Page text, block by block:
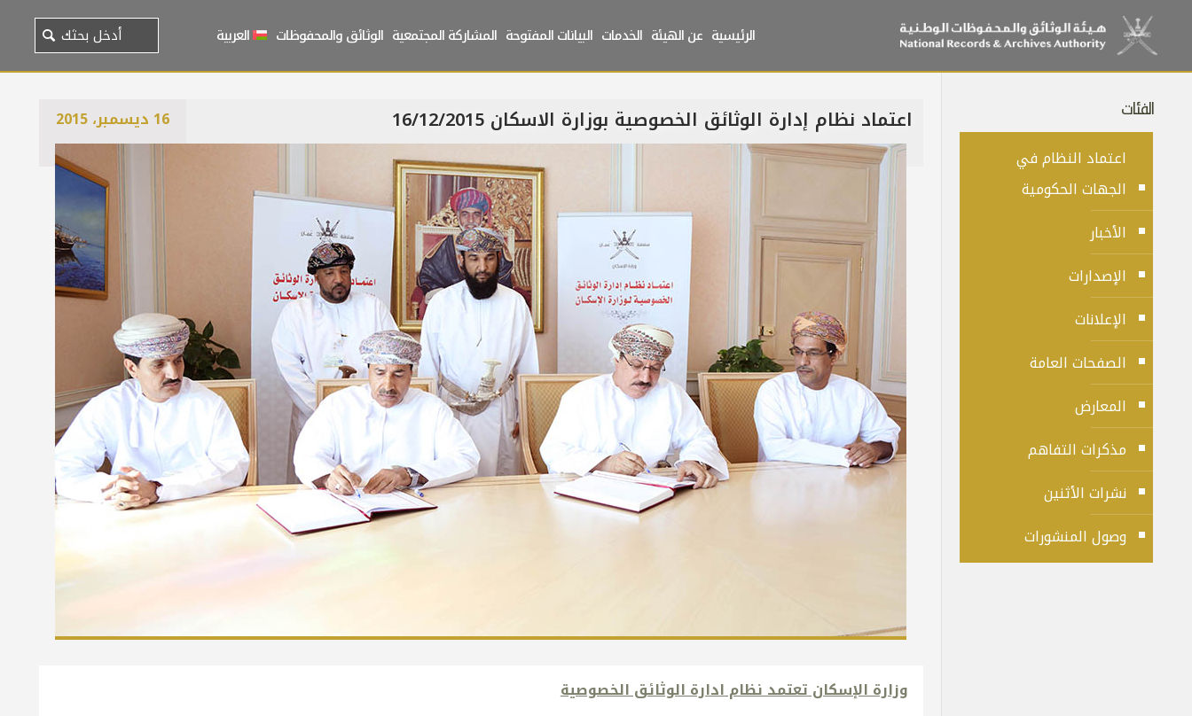
الرئيسية عن الهيئة الخدمات البيانات المفتوحة المشاركة المجتمعية الوثائق والمحفوظات العربية
اعتماد نظام إدارة الوثائق الخصوصية بوزارة الاسكان 16/12/2015 16 ديسمبر، 2015
وزارة الإسكانتعتمد نظام ادارة الوثائق الخصوصية
الفئات
اعتماد النظام في
الجهات الحكومية
الأخبار
الإصدارات
الإعلانات
الصفحات العامة
المعارض
مذكرات التفاهم
نشرات الأثنين
وصول المنشورات